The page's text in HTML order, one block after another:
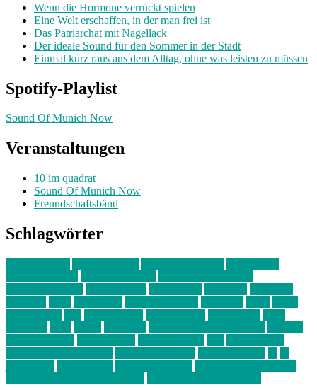
Wenn die Hormone verrückt spielen
Eine Welt erschaffen, in der man frei ist
Das Patriarchat mit Nagellack
Der ideale Sound für den Sommer in der Stadt
Einmal kurz raus aus dem Alltag, ohne was leisten zu müssen
Spotify-Playlist
Sound Of Munich Now
Veranstaltungen
10 im quadrat
Sound Of Munich Now
Freundschaftsbänd
Schlagwörter